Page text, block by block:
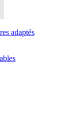
adaptés